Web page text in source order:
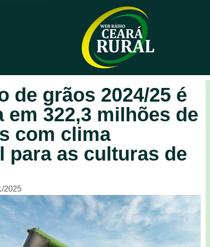
de grãos 2024/25 é
em 322,3 milhões de
com clima
para as culturas de
2025